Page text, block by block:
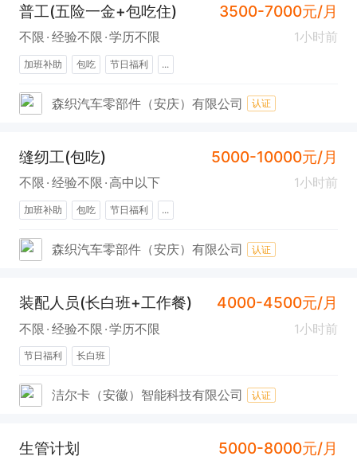
普工(五险一金+包吃住) 3500-7000元/月
不限 经验不限 学历不限 1小时前
加班补助 包吃 节日福利 ...
森织汽车零部件（安庆）有限公司 认证
缝纫工(包吃) 5000-10000元/月
不限 经验不限 高中以下 1小时前
加班补助 包吃 节日福利 ...
森织汽车零部件（安庆）有限公司 认证
装配人员(长白班+工作餐) 4000-4500元/月
不限 经验不限 学历不限 1小时前
节日福利 长白班
洁尔卡（安徽）智能科技有限公司 认证
生管计划 5000-8000元/月